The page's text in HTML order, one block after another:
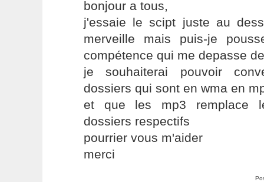
bonjour a tous,
j'essaie le scipt juste au
merveille mais puis-je
compétence qui me depasse
je souhaiterai pouvoir
dossiers qui sont en wma en
et que les mp3 remplace
dossiers respectifs
pourrier vous m'aider
merci